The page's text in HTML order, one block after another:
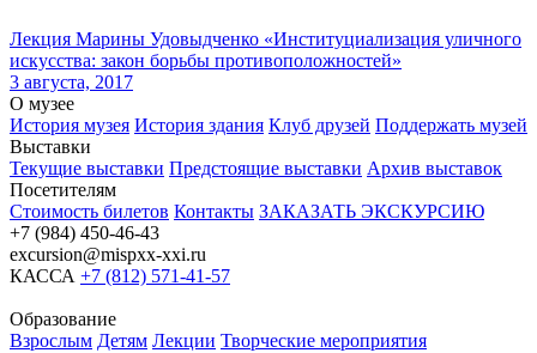
Лекция Марины Удовыдченко «Институциализация уличного
искусства: закон борьбы противоположностей»
3 августа, 2017
О музее
История музея История здания Клуб друзей Поддержать музей
Выставки
Текущие выставки Предстоящие выставки Архив выставок
Посетителям
Стоимость билетов Контакты ЗАКАЗАТЬ ЭКСКУРСИЮ
+7 (984) 450-46-43
excursion@mispxx-xxi.ru
КАССА +7 (812) 571-41-57
Образование
Взрослым Детям Лекции Творческие мероприятия